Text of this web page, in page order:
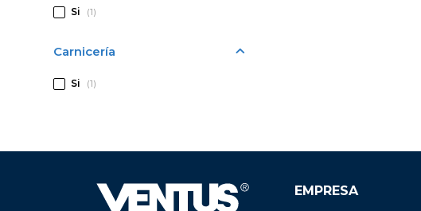
Si (1)
Carnicería
Si (1)
EMPRESA